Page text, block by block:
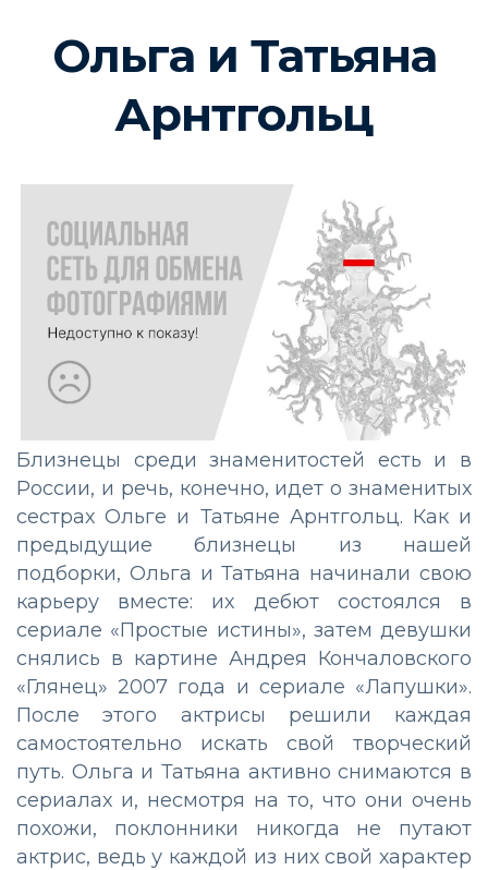
Ольга и Татьяна
Арнтгольц
Близнецы среди знаменитостей есть и в
России, и речь, конечно, идет о знаменитых
сестрах Ольге и Татьяне Арнтгольц. Как и
предыдущие близнецы из нашей
подборки, Ольга и Татьяна начинали свою
карьеру вместе: их дебют состоялся в
сериале «Простые истины», затем девушки
снялись в картине Андрея Кончаловского
«Глянец» 2007 года и сериале «Лапушки».
После этого актрисы решили каждая
самостоятельно искать свой творческий
путь. Ольга и Татьяна активно снимаются в
сериалах и, несмотря на то, что они очень
похожи, поклонники никогда не путают
актрис, ведь у каждой из них свой характер